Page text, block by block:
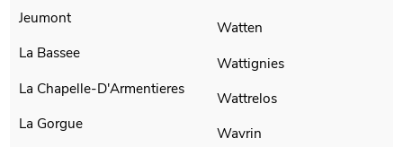
Jeumont
La Bassee
La Chapelle-D'Armentieres
La Gorgue
Watten
Wattignies
Wattrelos
Wavrin